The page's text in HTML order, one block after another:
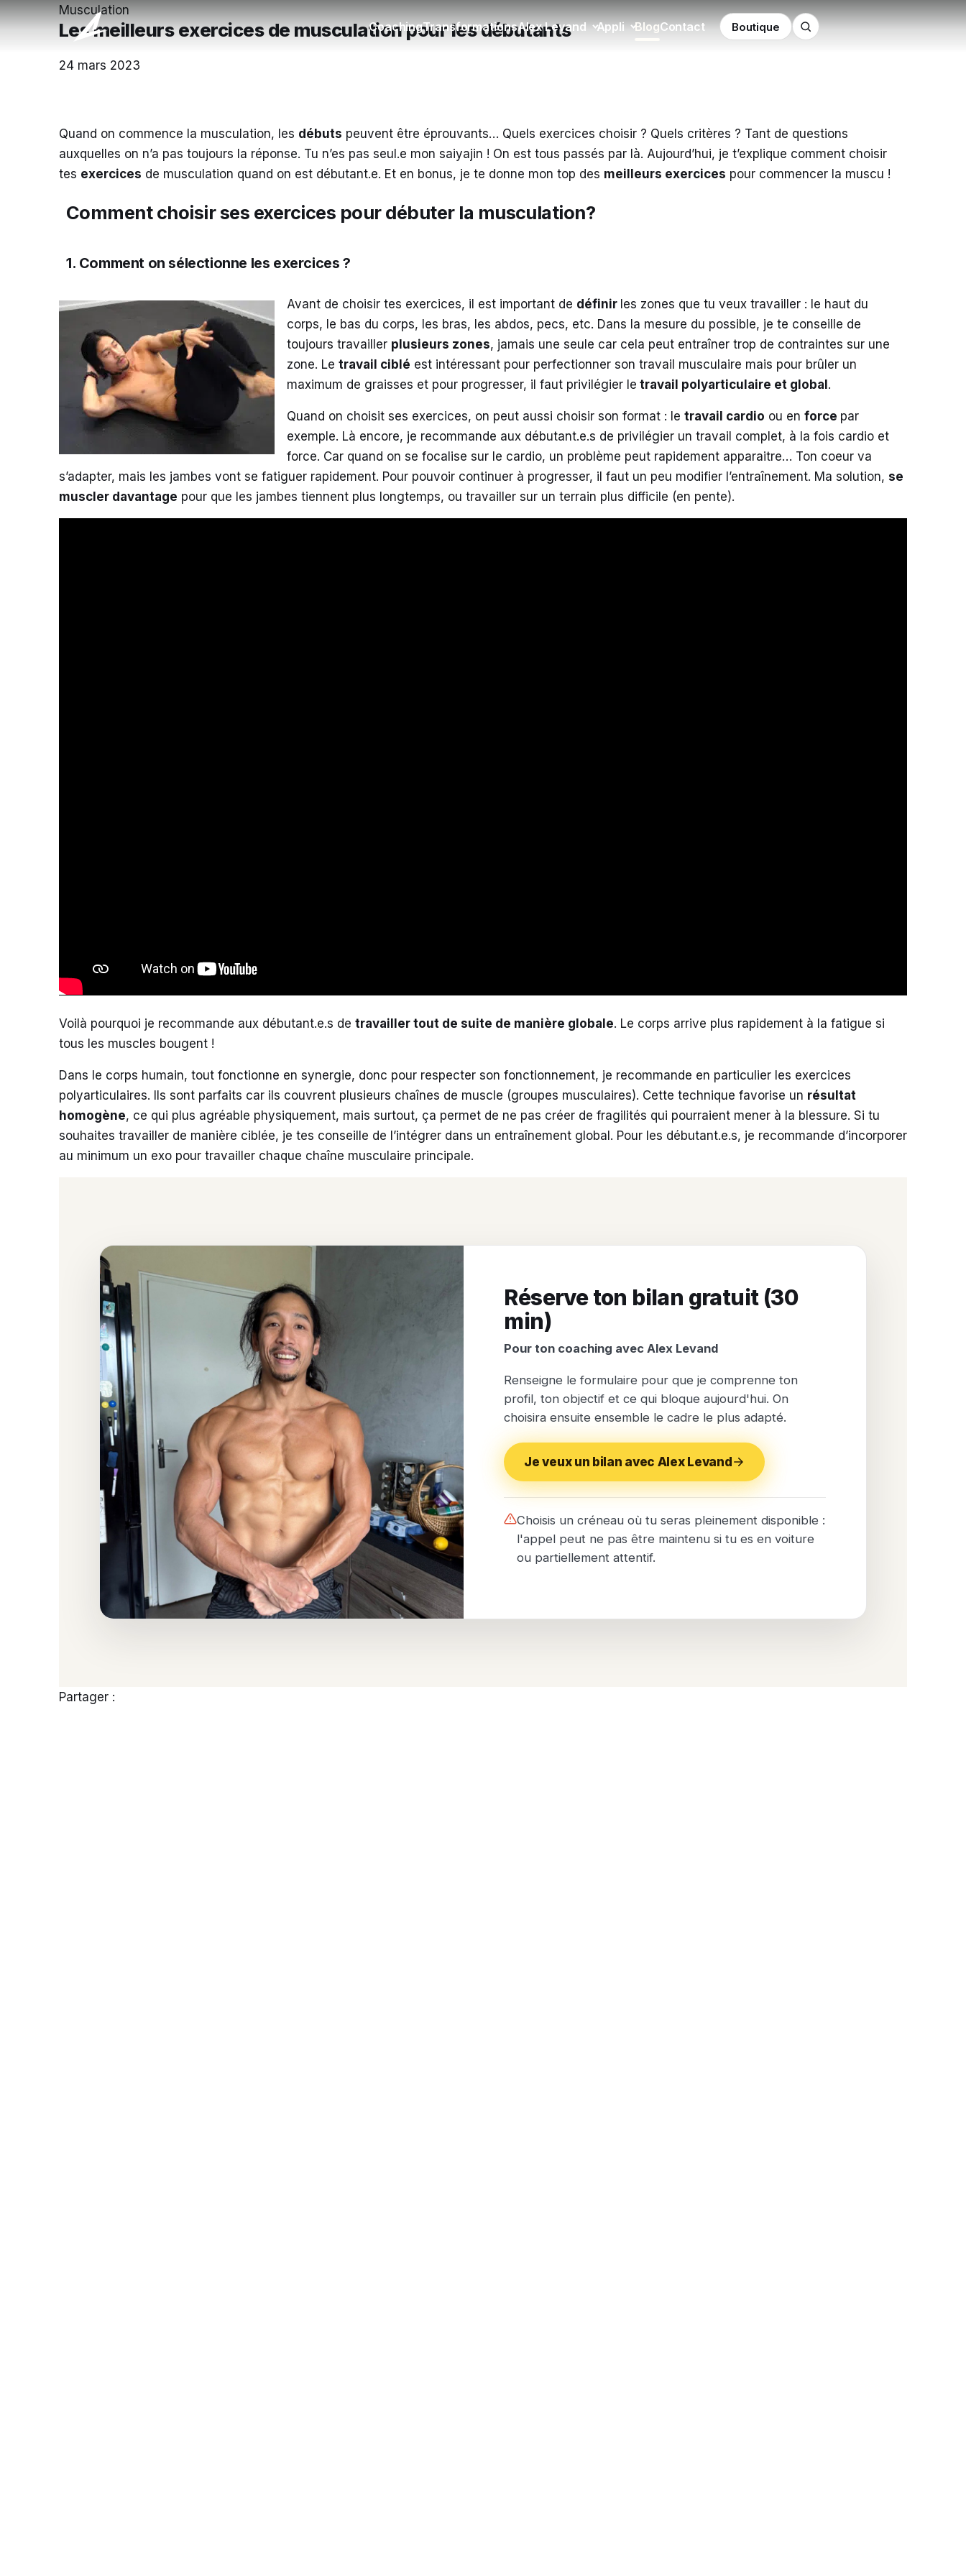
CoachingTransformationsAlex Levand Appli BlogContact Boutique
Musculation
Les meilleurs exercices de musculation pour les débutants
24 mars 2023
Quand on commence la musculation, les débuts peuvent être éprouvants… Quels exercices choisir ? Quels critères ? Tant de questions
auxquelles on n’a pas toujours la réponse. Tu n’es pas seul.e mon saiyajin ! On est tous passés par là. Aujourd’hui, je t’explique comment choisir
tes exercices de musculation quand on est débutant.e. Et en bonus, je te donne mon top des meilleurs exercices pour commencer la muscu !
Comment choisir ses exercices pour débuter la musculation?
1. Comment on sélectionne les exercices ?
Avant de choisir tes exercices, il est important de définir les zones que tu veux travailler : le haut du
corps, le bas du corps, les bras, les abdos, pecs, etc. Dans la mesure du possible, je te conseille de
toujours travailler plusieurs zones, jamais une seule car cela peut entraîner trop de contraintes sur une
zone. Le travail ciblé est intéressant pour perfectionner son travail musculaire mais pour brûler un
maximum de graisses et pour progresser, il faut privilégier le travail polyarticulaire et global .
Quand on choisit ses exercices, on peut aussi choisir son format : le travail cardio ou en force par
exemple. Là encore, je recommande aux débutant.e.s de privilégier un travail complet, à la fois cardio et
force. Car quand on se focalise sur le cardio, un problème peut rapidement apparaitre… Ton coeur va
s’adapter, mais les jambes vont se fatiguer rapidement. Pour pouvoir continuer à progresser, il faut un peu modifier l’entraînement. Ma solution, se
muscler davantage pour que les jambes tiennent plus longtemps, ou travailler sur un terrain plus difficile (en pente).
Voilà pourquoi je recommande aux débutant.e.s de travailler tout de suite de manière globale. Le corps arrive plus rapidement à la fatigue si
tous les muscles bougent !
Dans le corps humain, tout fonctionne en synergie, donc pour respecter son fonctionnement, je recommande en particulier les exercices
polyarticulaires. Ils sont parfaits car ils couvrent plusieurs chaînes de muscle (groupes musculaires). Cette technique favorise un résultat
homogène, ce qui plus agréable physiquement, mais surtout, ça permet de ne pas créer de fragilités qui pourraient mener à la blessure. Si tu
souhaites travailler de manière ciblée, je tes conseille de l’intégrer dans un entraînement global. Pour les débutant.e.s, je recommande d’incorporer
au minimum un exo pour travailler chaque chaîne musculaire principale.
Réserve ton bilan gratuit (30
min)
Pour ton coaching avec Alex Levand
Renseigne le formulaire pour que je comprenne ton
profil, ton objectif et ce qui bloque aujourd'hui. On
choisira ensuite ensemble le cadre le plus adapté.
Je veux un bilan avec Alex Levand
Choisis un créneau où tu seras pleinement disponible :
l'appel peut ne pas être maintenu si tu es en voiture
ou partiellement attentif.
Partager :